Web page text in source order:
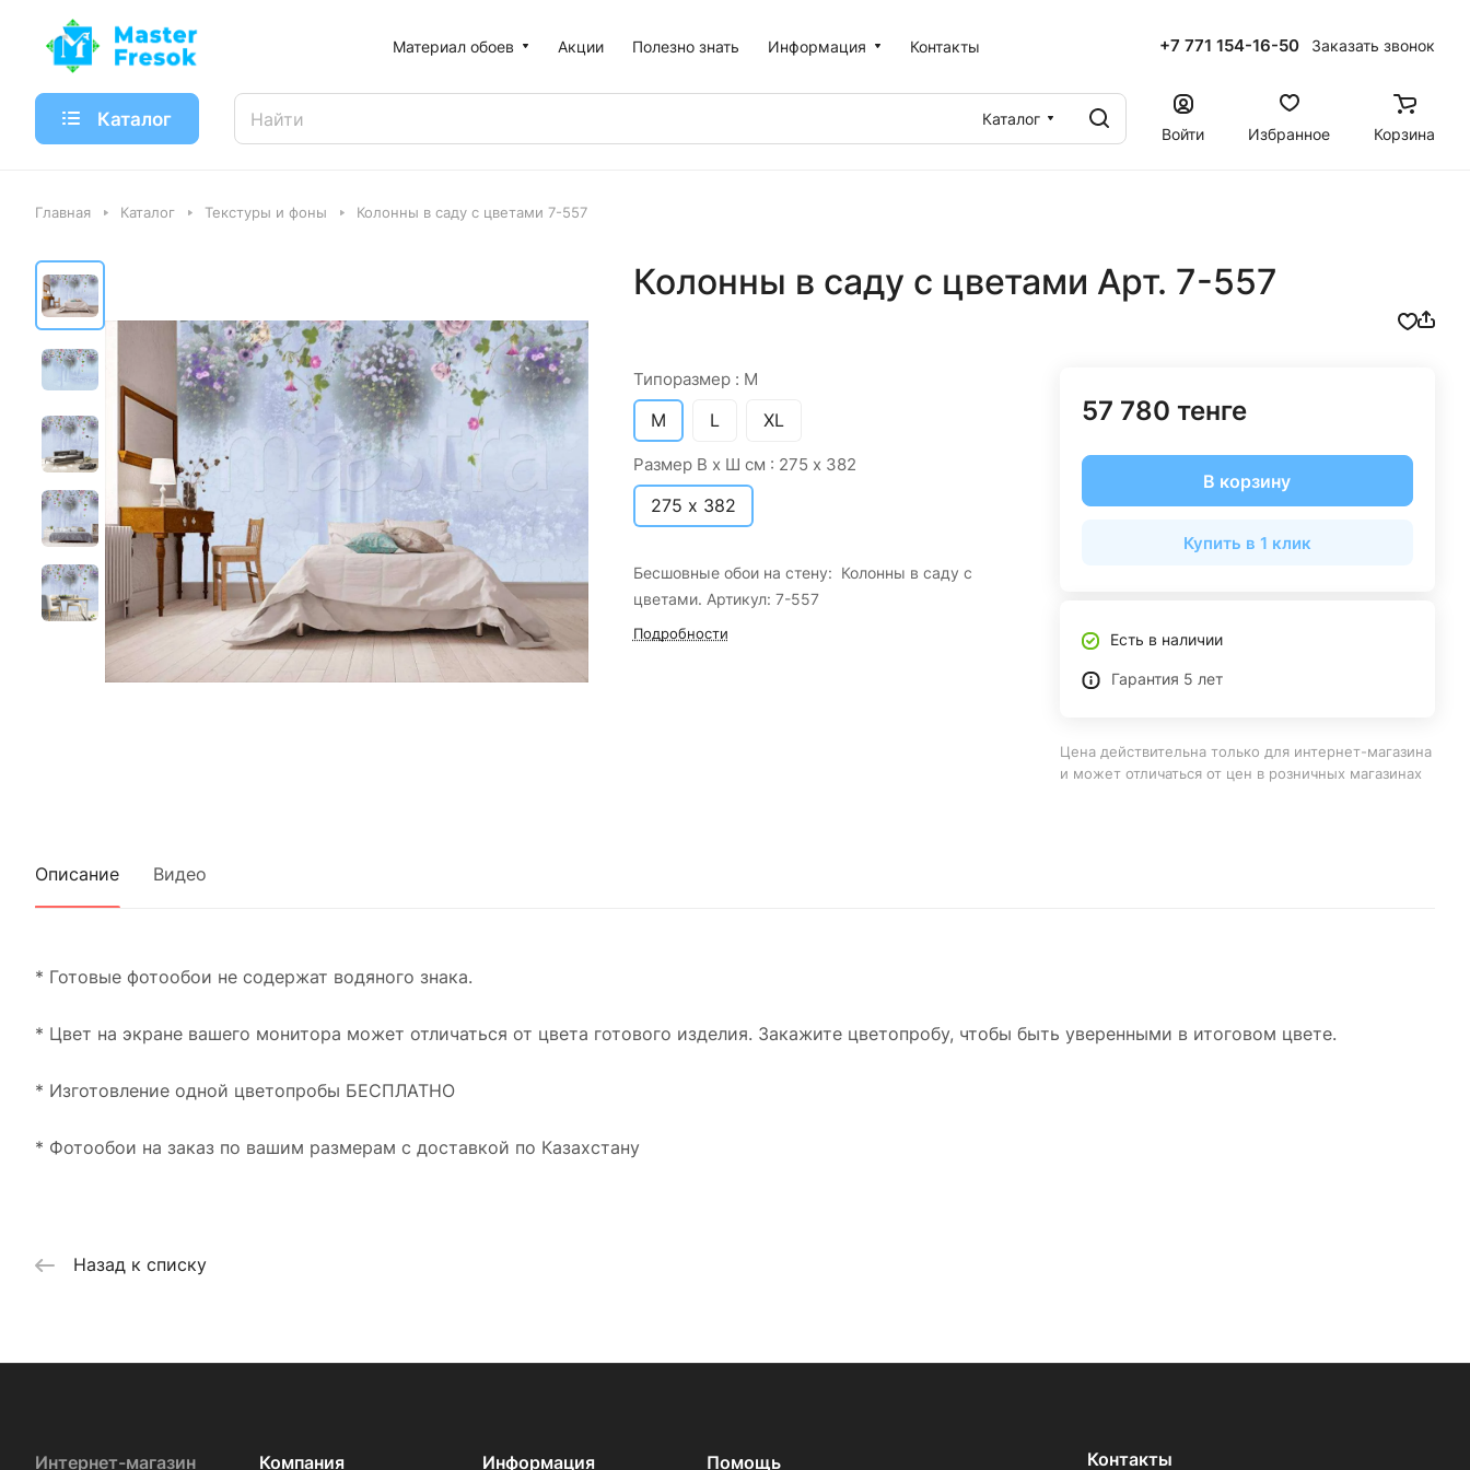
Материал обоев Акции Полезно знать Информация Контакты +7 771 154-16-50 Заказать звонок
Каталог
Каталог
Войти
Избранное Корзина
Главная Каталог Текстуры и фоны Колонны в саду с цветами 7-557
Колонны в саду с цветами Арт. 7-557
Типоразмер : M
M L XL
Размер В х Ш см : 275 х 382
275 х 382
Бесшовные обои на стену: Колонны в саду с
цветами. Артикул: 7-557
Подробности
57 780 тенге
В корзину
Купить в 1 клик
Есть в наличии
Гарантия 5 лет
Цена действительна только для интернет-магазина
и может отличаться от цен в розничных магазинах
Описание Видео
* Готовые фотообои не содержат водяного знака.
* Цвет на экране вашего монитора может отличаться от цвета готового изделия. Закажите цветопробу, чтобы быть уверенными в итоговом цвете.
* Изготовление одной цветопробы БЕСПЛАТНО
* Фотообои на заказ по вашим размерам с доставкой по Казахстану
Назад к списку
Интернет-магазин Компания Информация Помощь Контакты